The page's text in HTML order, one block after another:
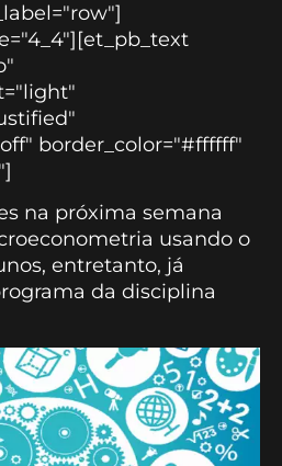
border_color="#ffffff"
na próxima semana
usando o
entretanto, já
da disciplina